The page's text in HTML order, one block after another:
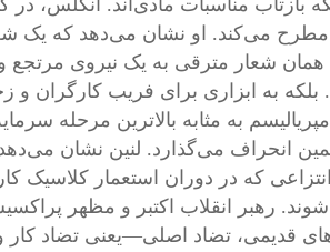
بازتاب مناسبات مادی‌اند. انگلس، در
مطرح می‌کند. او نشان می‌دهد که
همان شعار مترقی به یک نیروی
بلکه به ابزاری برای فریب
امپریالیسم به مثابه بالاترین مرحله
انحراف می‌گذارد. لنین نشان
که در دوران استعمار کلاسیک
رهبر انقلاب اکتبر و مظهر
قدیمی، تضاد اصلی—یعنی تضاد کار